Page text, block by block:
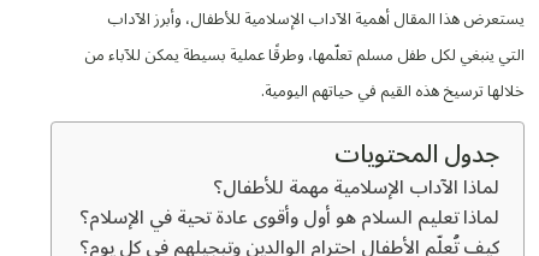
يستعرض هذا المقال أهمية الآداب الإسلامية للأطفال، وأبرز الآداب
التي ينبغي لكل طفل مسلم تعلّمها، وطرقًا عملية بسيطة يمكن للآباء من
خلالها ترسيخ هذه القيم في حياتهم اليومية.
جدول المحتويات
لماذا الآداب الإسلامية مهمة للأطفال؟
لماذا تعليم السلام هو أول وأقوى عادة تحية في الإسلام؟
كيف تُعلّم الأطفال احترام الوالدين وتبجيلهم في كل يوم؟